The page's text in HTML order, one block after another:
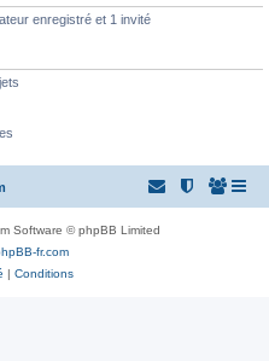
enregistré et 1 invité
Software © phpBB Limited
fr.com
| Conditions